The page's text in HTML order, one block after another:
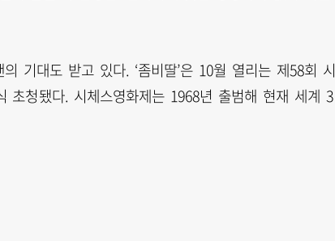
기대도 받고 있다. ‘좀비딸’은 10월 열리는 제58회 시
초청됐다. 시체스영화제는 1968년 출범해 현재 세계 3